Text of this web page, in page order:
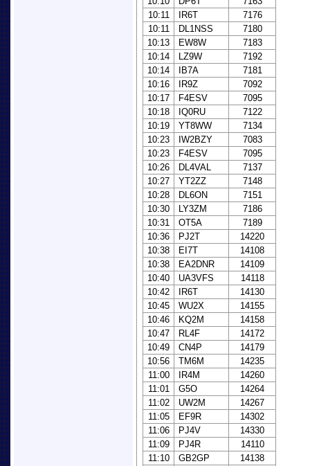
10:11
IR6T
7176
10:11
DL1NSS
7180
10:13
EW8W
7183
10:14
LZ9W
7192
10:14
IB7A
7181
10:16
IR9Z
7092
10:17
F4ESV
7095
10:18
IQ0RU
7122
10:19
YT8WW
7134
10:23
IW2BZY
7083
10:23
F4ESV
7095
10:26
DL4VAL
7137
10:27
YT2ZZ
7148
10:28
DL6ON
7151
10:30
LY3ZM
7186
10:31
OT5A
7189
10:36
PJ2T
14220
10:38
EI7T
14108
10:38
EA2DNR
14109
10:40
UA3VFS
14118
10:42
IR6T
14130
10:45
WU2X
14155
10:46
KQ2M
14158
10:47
RL4F
14172
10:49
CN4P
14179
10:56
TM6M
14235
11:00
IR4M
14260
11:01
G5O
14264
11:02
UW2M
14267
11:05
EF9R
14302
11:06
PJ4V
14330
11:09
PJ4R
14110
11:10
GB2GP
14138